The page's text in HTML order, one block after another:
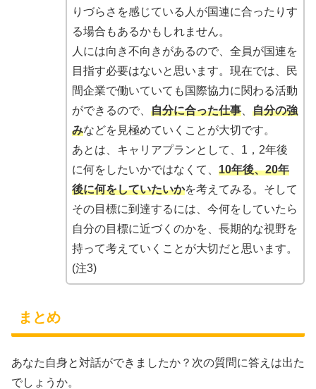
りづらさを感じている人が国連に合ったりす
る場合もあるかもしれません。
人には向き不向きがあるので、全員が国連を
目指す必要はないと思います。現在では、民
間企業で働いていても国際協力に関わる活動
ができるので、 自分に合った仕事、 自分の強
みなどを見極めていくことが大切です。
あとは、キャリアプランとして、1，2年後
に何をしたいかではなくて、 10年後、20年
後に何をしていたいかを考えてみる。そして
その目標に到達するには、今何をしていたら
自分の目標に近づくのかを、長期的な視野を
持って考えていくことが大切だと思います。
(注3)
まとめ
あなた自身と対話ができましたか？次の質問に答えは出た
でしょうか。